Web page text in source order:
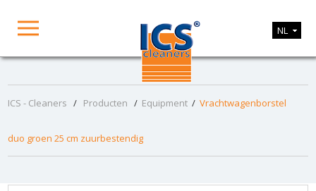
NL
ICS - Cleaners / Producten / Equipment /Vrachtwagenborstel
duo groen 25 cm zuurbestendig